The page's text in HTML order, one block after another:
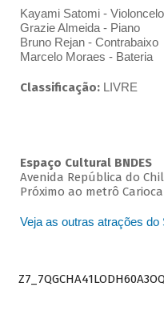
Kayami Satomi - Violoncelo
Grazie Almeida - Piano
Bruno Rejan - Contrabaixo
Marcelo Moraes - Bateria
Classificação: LIVRE
Espaço Cultural BNDES
Avenida República do
Próximo ao metrô Carioca
Veja as outras atrações